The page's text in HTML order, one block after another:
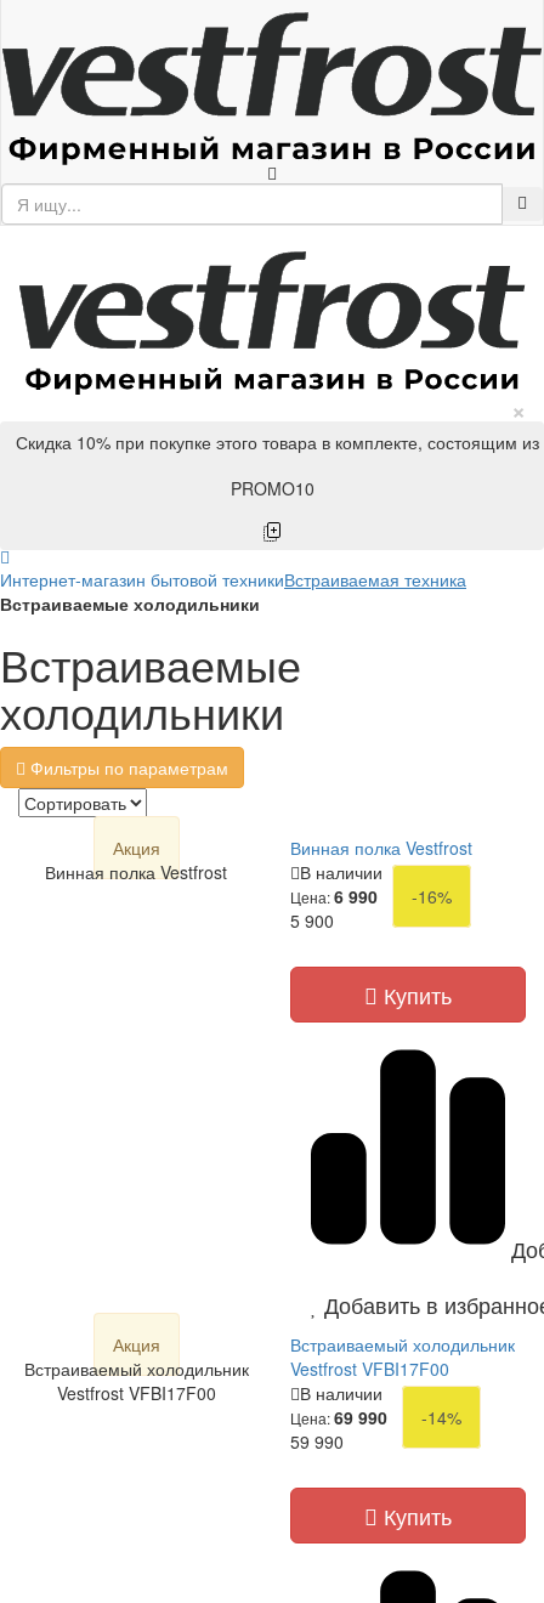
×
Скидка 10% при покупке этого товара в комплекте, состоящим
PROMO10
Интернет-магазин бытовой техникиВстраиваемая техника
Встраиваемые холодильники
Встраиваемые
холодильники
Фильтры по параметрам
Акция
Винная полка Vestfrost
Винная полка Vestfrost
В наличии
Цена:6 990
-16%
5 900
Купить
Добавить в
Акция
Встраиваемый холодильник
Vestfrost VFBI17F00
Встраиваемый холодильник
Vestfrost VFBI17F00
В наличии
Цена:69 990
-14%
59 990
Купить